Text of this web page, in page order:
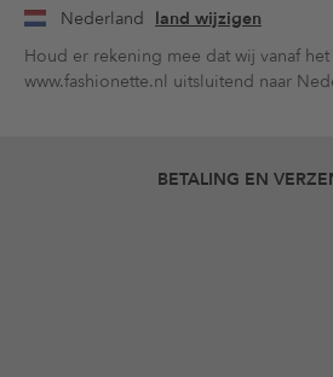
Nederland land wijzigen
Houd er rekening mee dat wij vanaf
www.fashionette.nl uitsluitend naar
BETALING EN